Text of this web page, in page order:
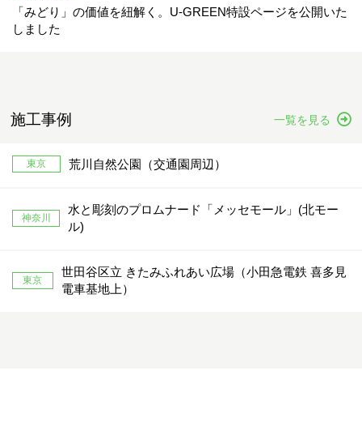
「みどり」の価値を紐解く。U-GREEN特設ページを公開いた
しました
施工事例 一覧を見る
東京 荒川自然公園（交通園周辺）
神奈川
水と彫刻のプロムナード「メッセモール」(北モー
ル)
東京
世田谷区立 きたみふれあい広場（小田急電鉄 喜多見
電車基地上）